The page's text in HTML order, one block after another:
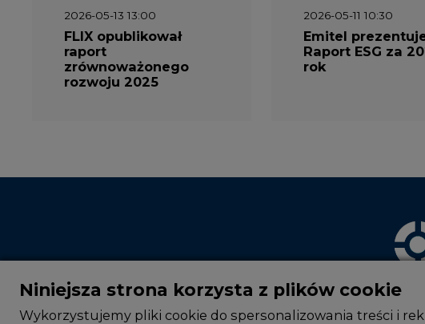
FLIX opublikował
raport
zrównoważonego
rozwoju 2025
Emitel prezentuje
Raport ESG za
rok
Niniejsza strona korzysta z plików cookie
Wykorzystujemy pliki cookie do spersonalizowania treści i
Informacje o tym, jak korzystasz z naszej witryny,